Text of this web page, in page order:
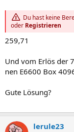
Du hast keine
oder Registrieren
259,71
Und vom Erlös der
nen E6600 Box
Gute Lösung?
lerule23